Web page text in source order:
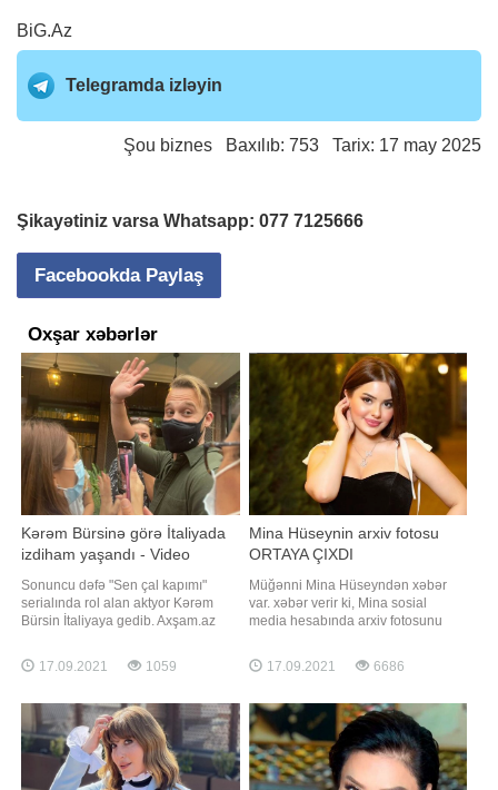
BiG.Az
Telegramda izləyin
Şou biznes Baxılıb: 753 Tarix: 17 may 2025
Şikayətiniz varsa Whatsapp: 077 7125666
Facebookda Paylaş
Oxşar xəbərlər
Kərəm Bürsinə görə İtaliyada
izdiham yaşandı - Video
Sonuncu dəfə "Sen çal kapımı"
serialında rol alan aktyor Kərəm
Bürsin İtaliyaya gedib. Axşam.az
verir ki, aktyor "Canale 5"
telekanalında yayımlanan
olacaq. Kərəm Bürsinin İtaliyadakı
pərəstişkarları onu coşğ
17.09.2021 1059
Mina Hüseynin arxiv fotosu
ORTAYA ÇIXDI
Müğənni Mina Hüseyndən xəbər
var. xəbər verir ki, Mina sosial
media hesabında arxiv fotosunu
izləyicilərin marağına səbəb olan
müğənni paylaşımı ilə xoş rəylər
17.09.2021 6686